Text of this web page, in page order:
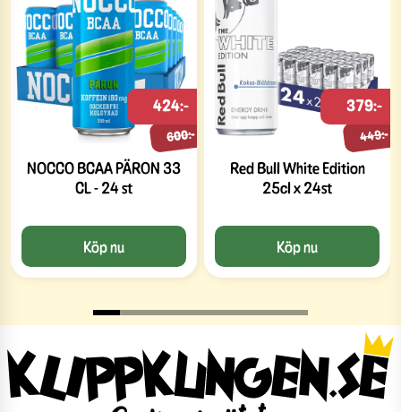
NOCCO BCAA PÄRON 33
CL - 24 st
600:-
424:-
Köp nu
Red Bull White Edition
25cl x 24st
449:-
379:-
Köp nu